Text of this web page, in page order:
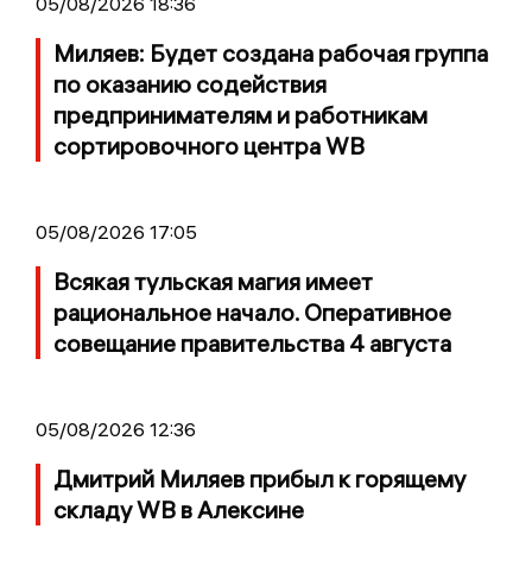
Миляев: Будет создана рабочая группа
по оказанию содействия
предпринимателям и работникам
сортировочного центра WB
05/08/2026 17:05
Всякая тульская магия имеет
рациональное начало. Оперативное
совещание правительства 4 августа
05/08/2026 12:36
Дмитрий Миляев прибыл к горящему
складу WB в Алексине